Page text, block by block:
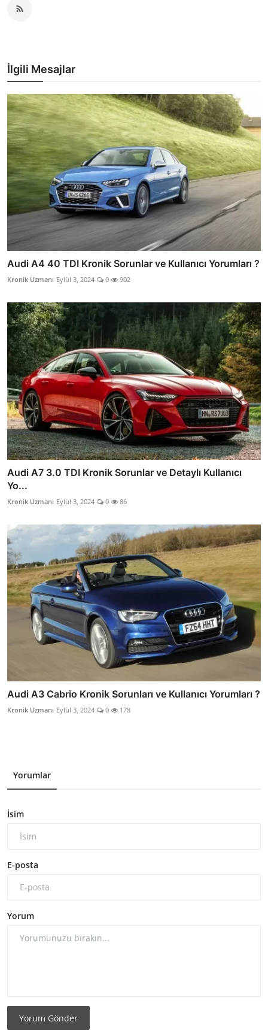
İlgili Mesajlar
Audi A4 40 TDI Kronik Sorunlar ve Kullanıcı Yorumları ?
Kronik Uzmanı Eylül 3, 2024 0 902
Audi A7 3.0 TDI Kronik Sorunlar ve Detaylı Kullanıcı
Yo...
Kronik Uzmanı Eylül 3, 2024 0 86
Audi A3 Cabrio Kronik Sorunları ve Kullanıcı Yorumları ?
Kronik Uzmanı Eylül 3, 2024 0 178
Yorumlar
İsim
E-posta
Yorum
Yorum Gönder